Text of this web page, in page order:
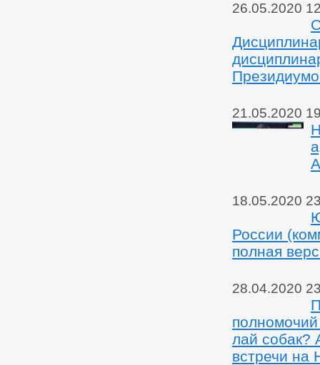
26.05.2020
21.05.2020
18.05.2020
России
полная
28.04.2020
лай собак?
встречи на